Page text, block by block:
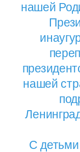
нашей
нашей
С